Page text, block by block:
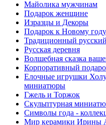
Майолика мужчинам
Подарок женщине
Изразцы и Декоры
Подарок к Новому году
Традиционный
Русская деревня
Волшебная сказка
Корпоративный
Елочные игрушки
миниатюры
Гжель и Торжок
Скульптурная
Символы года -
Мир керамики Ирины